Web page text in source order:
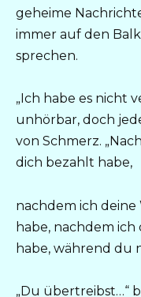
geheime
immer auf den
sprechen.
„Ich habe es nicht
unhörbar, doch
von Schmerz.
dich bezahlt habe,
nachdem ich
habe, nachdem
habe, während du
„Du übertreibst…“